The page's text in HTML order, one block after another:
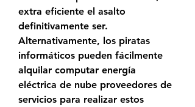
extra eficiente el asalto
definitivamente ser.
Alternativamente, los piratas
informáticos pueden fácilmente
alquilar computar energía
eléctrica de nube proveedores de
servicios para realizar estos